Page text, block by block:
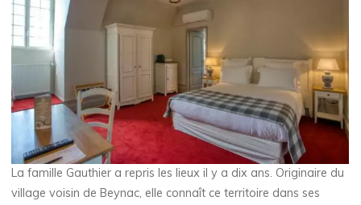
La famille Gauthier a repris les lieux il y a dix ans. Originaire du
village voisin de Beynac, elle connaît ce territoire dans ses